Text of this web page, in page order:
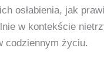
osłabienia, jak
w kontekście
codziennym życiu.